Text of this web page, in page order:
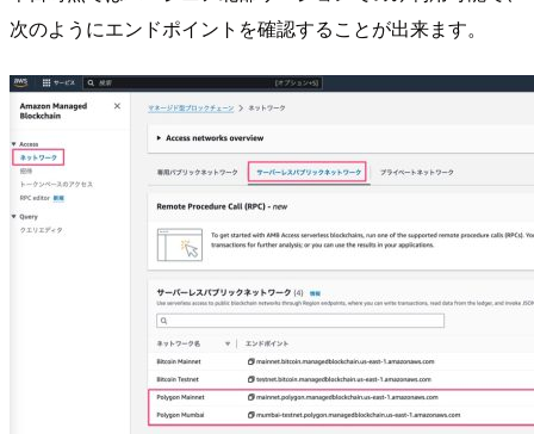
次のようにエンドポイントを確認することが出来ます。